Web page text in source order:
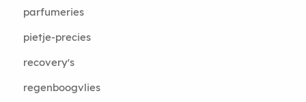
parfumeries
pietje-precies
recovery's
regenboogvlies